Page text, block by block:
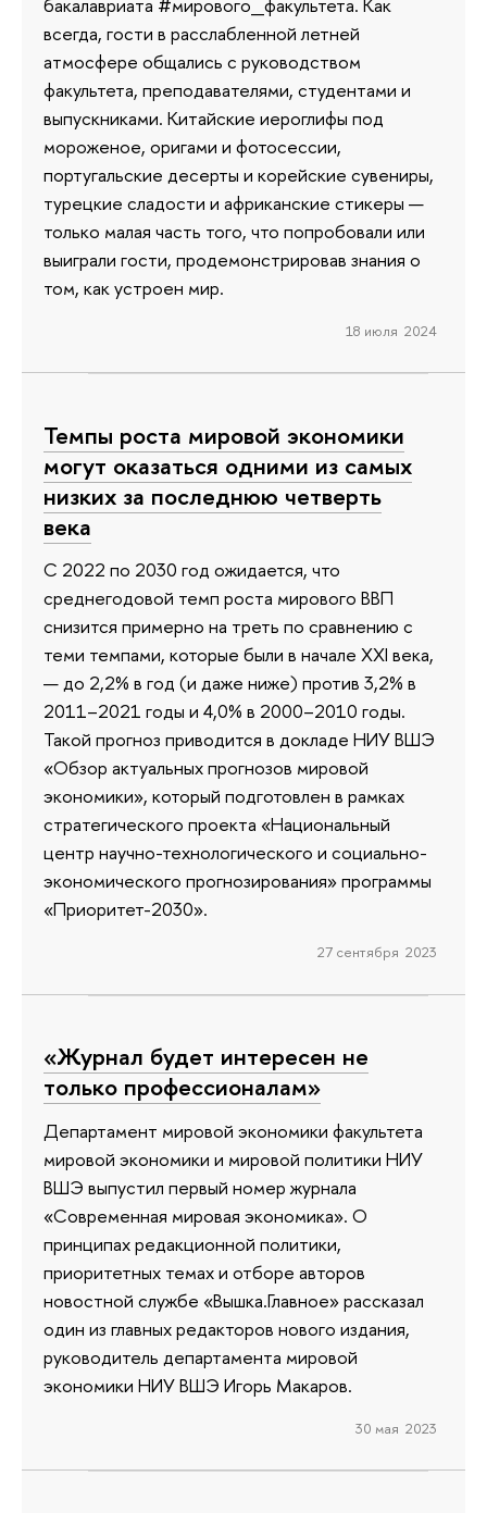
всегда, гости в расслабленной летней
атмосфере общались с руководством
факультета, преподавателями, студентами и
выпускниками. Китайские иероглифы под
мороженое, оригами и фотосессии,
португальские десерты и корейские сувениры,
турецкие сладости и африканские стикеры —
только малая часть того, что попробовали или
выиграли гости, продемонстрировав знания о
том, как устроен мир.
18 июля 2024
Темпы роста мировой экономики
могут оказаться одними из самых
низких за последнюю четверть
века
С 2022 по 2030 год ожидается, что
среднегодовой темп роста мирового ВВП
снизится примерно на треть по сравнению с
теми темпами, которые были в начале XXI века,
— до 2,2% в год (и даже ниже) против 3,2% в
2011–2021 годы и 4,0% в 2000–2010 годы.
Такой прогноз приводится в докладе НИУ ВШЭ
«Обзор актуальных прогнозов мировой
экономики», который подготовлен в рамках
стратегического проекта «Национальный
центр научно-технологического и социально-
экономического прогнозирования» программы
«Приоритет-2030».
27 сентября 2023
«Журнал будет интересен не
только профессионалам»
Департамент мировой экономики факультета
мировой экономики и мировой политики НИУ
ВШЭ выпустил первый номер журнала
«Современная мировая экономика». О
принципах редакционной политики,
приоритетных темах и отборе авторов
новостной службе «Вышка.Главное» рассказал
один из главных редакторов нового издания,
руководитель департамента мировой
экономики НИУ ВШЭ Игорь Макаров.
30 мая 2023